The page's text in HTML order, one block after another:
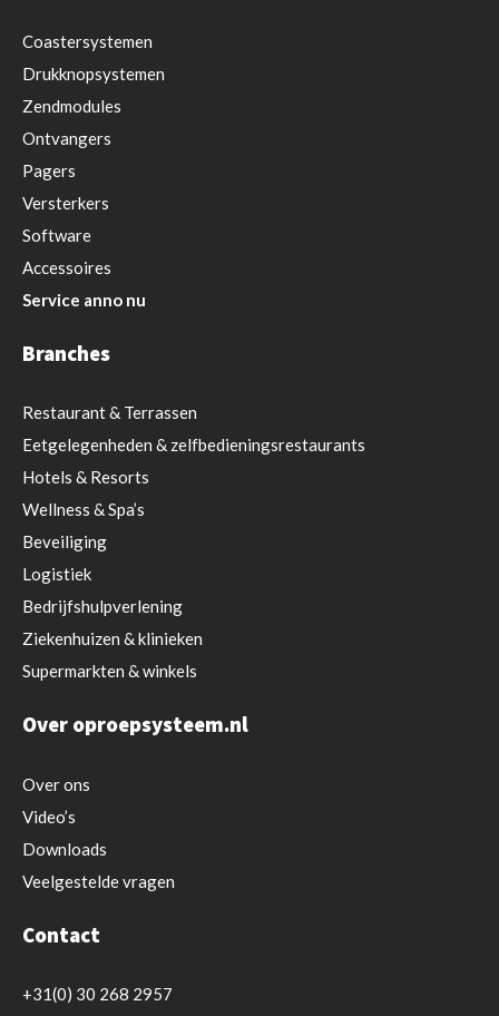
Coastersystemen
Drukknopsystemen
Zendmodules
Ontvangers
Pagers
Versterkers
Software
Accessoires
Service anno nu
Branches
Restaurant& Terrassen
Eetgelegenheden & zelfbedieningsrestaurants
Hotels & Resorts
Wellness & Spa’s
Beveiliging
Logistiek
Bedrijfshulpverlening
Ziekenhuizen & klinieken
Supermarkten & winkels
Over oproepsysteem.nl
Over ons
Video’s
Downloads
Veelgestelde vragen
Contact
+31(0) 30 268 2957